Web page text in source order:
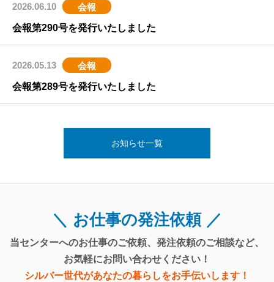
2026.06.10
会報
会報第290号を発行いたしました
2026.05.13
会報
会報第289号を発行いたしました
お知らせ一覧
お仕事の発注依頼
当センターへのお仕事のご依頼、 発注依頼のご相談など、
お気軽にお問い合わせください！
シルバー世代があなたの暮らしをお手伝いします！